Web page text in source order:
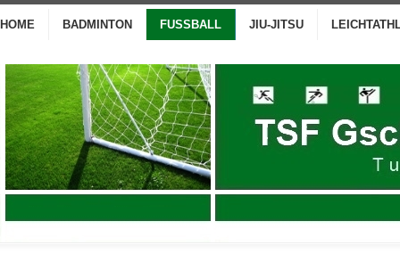
HOME BADMINTON FUSSBALL JIU-JITSU